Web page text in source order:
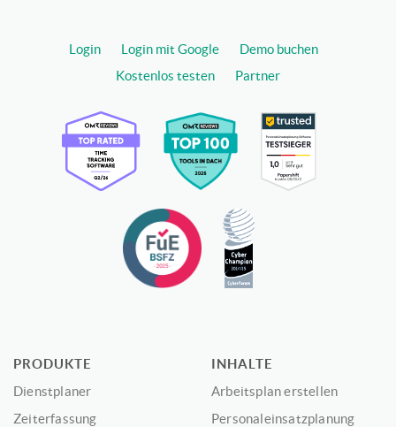
Login Login mit Google
Demo buchen
Kostenlos testen
Partner
PRODUKTE
Dienstplaner
Zeiterfassung
INHALTE
Arbeitsplan erstellen
Personaleinsatzplanung